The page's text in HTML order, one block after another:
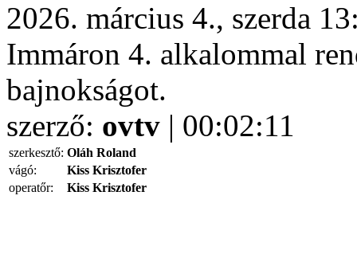
2026. március 4., szerda
Immáron 4. alkalommal
bajnokságot.
szerző: ovtv | 00:02:11
szerkesztő: Oláh Roland
vágó:
Kiss Krisztofer
operatőr:
Kiss Krisztofer